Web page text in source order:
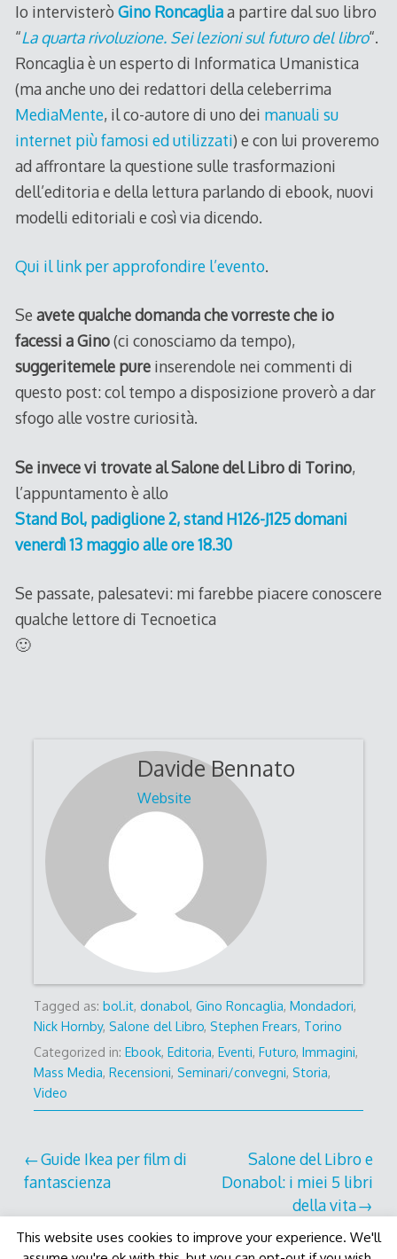
Io intervisterò Gino Roncagliaa partire dal suo libro
“La quarta rivoluzione. Sei lezioni sul futuro del libro“.
Roncaglia è un esperto di Informatica Umanistica
(ma anche uno dei redattori della celeberrima
MediaMente, il co-autore di uno dei manuali su
internet più famosi ed utilizzati) e con lui proveremo
ad affrontare la questione sulle trasformazioni
dell’editoria e della lettura parlando di ebook, nuovi
modelli editoriali e così via dicendo.
Qui il link per approfondire l’evento.
Se avete qualche domanda che vorreste che io
facessi a Gino(ci conosciamo da tempo),
suggeritemele pureinserendole nei commenti di
questo post: col tempo a disposizione proverò a dar
sfogo alle vostre curiosità.
Se invece vi trovate al Salone del Libro di Torino,
l’appuntamento è allo
Stand Bol, padiglione 2, stand H126-J125 domani
venerdì 13 maggio alle ore 18.30
Se passate, palesatevi: mi farebbe piacere conoscere
qualche lettore di Tecnoetica
🙂
Davide Bennato
Website
Tagged as: bol.it, donabol, Gino Roncaglia, Mondadori,
Nick Hornby, Salone del Libro, Stephen Frears, Torino
Categorized in: Ebook, Editoria, Eventi, Futuro, Immagini,
Mass Media, Recensioni, Seminari/convegni, Storia,
Video
Post
Guide Ikea per film di
fantascienza
Salone del Libro e
Donabol: i miei 5 libri
della vita
This website uses cookies to improve your experience. We'll